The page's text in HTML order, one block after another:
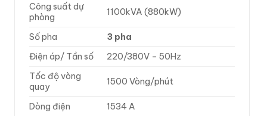
Công suất dự
phòng
1100kVA (880kW)
Số pha
3 pha
Điện áp/ Tần số
220/380V – 50Hz
Tốc độ vòng
quay
1500 Vòng/phút
Dòng điện
1534 A